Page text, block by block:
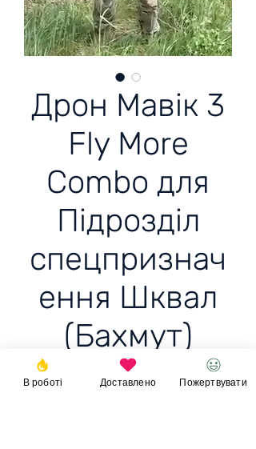
Дрон Мавік 3
Fly More
Combo для
Підрозділ
спецпризнач
ення Шквал
(Бахмут)
Дрон Мавік 3 Fly More
В роботі Доставлено Пожертвувати